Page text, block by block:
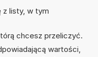
z listy, w tym
chcesz przeliczyć.
wartości,